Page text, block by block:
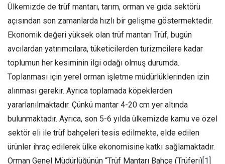
Ülkemizde de trüf mantarı, tarım, orman ve gıda sektörü
açısından son zamanlarda hızlı bir gelişme göstermektedir.
Ekonomik değeri yüksek olan trüf mantarı Trüf, bugün
avcılardan yatırımcılara, tüketicilerden turizmcilere kadar
toplumun her kesiminin ilgi odağı olmuş durumda.
Toplanması için yerel orman işletme müdürlüklerinden izin
alınması gerekir. Ayrıca toplamada köpeklerden
yararlanılmaktadır. Çünkü mantar 4-20 cm yer altında
bulunmaktadır. Ayrıca, son 5-6 yılda ülkemizde kamu ve özel
sektör eli ile trüf bahçeleri tesis edilmekte, elde edilen
ürünler ihraç edilerek ülke ekonomisine katkı sağlamaktadır.
Orman Genel Müdürlüğünün “Trüf Mantarı Bahçe (Trüferi)[1]